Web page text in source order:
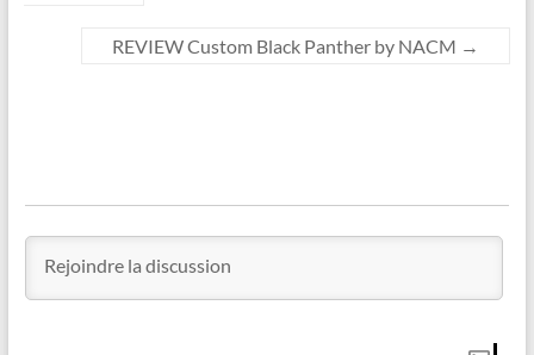
REVIEW Custom Black Panther by NACM →